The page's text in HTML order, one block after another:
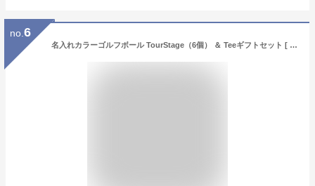
no. 6
名入れカラーゴルフボール TourStage（6個） ＆ Teeギフトセット [ 誕生日プレゼント 名入れ 退職 栄転 長寿 ゴルフ 男性 女性 イラスト お名前印刷 プレゼント お名前入りゴルフ 誕生日 カラー]10P03Dec16